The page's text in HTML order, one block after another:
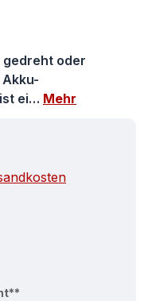
gedreht oder
ei… Mehr